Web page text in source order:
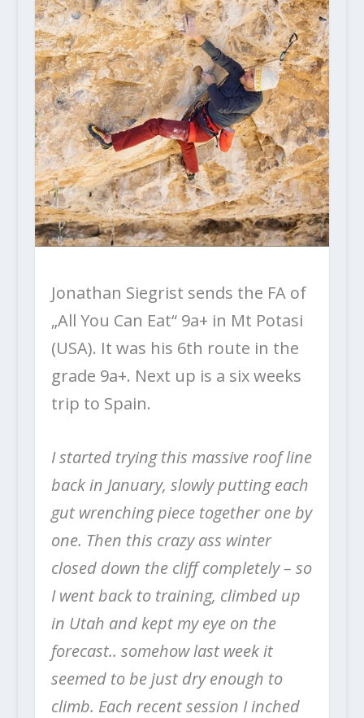
Jonathan Siegrist sends the FA of
„All You Can Eat“ 9a+ in Mt Potasi
(USA). It was his 6th route in the
grade 9a+. Next up is a six weeks
trip to Spain.
I started trying this massive roof line
back in January, slowly putting each
gut wrenching piece together one by
one. Then this crazy ass winter
closed down the cliff completely – so
I went back to training, climbed up
in Utah and kept my eye on the
forecast.. somehow last week it
seemed to be just dry enough to
climb. Each recent session I inched